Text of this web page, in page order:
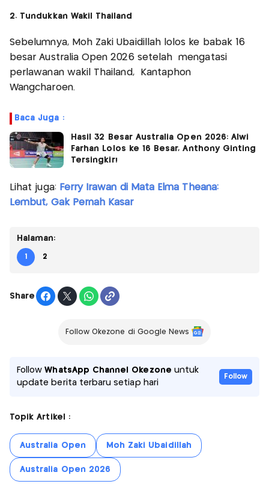
2. Tundukkan Wakil Thailand
Sebelumnya, Moh Zaki Ubaidillah lolos ke babak 16
besar Australia Open 2026 setelah mengatasi
perlawanan wakil Thailand, Kantaphon
Wangcharoen.
Baca Juga :
Hasil 32 Besar Australia Open 2026: Alwi
Farhan Lolos ke 16 Besar, Anthony Ginting
Tersingkir!
Lihat juga: Ferry Irawan di Mata Elma Theana:
Lembut, Gak Pernah Kasar
Halaman:
1 2
Share
Follow Okezone di Google News
FollowWhatsApp Channel Okezone untuk
update berita terbaru setiap hari
Follow
Topik Artikel :
Australia Open Moh Zaki Ubaidillah
Australia Open 2026